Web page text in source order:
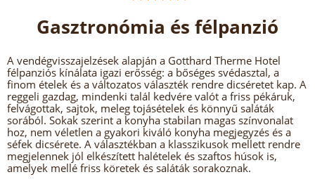
Gasztronómia és félpanzió
A vendégvisszajelzések alapján a Gotthard Therme Hotel
félpanziós kínálata igazi erősség: a bőséges svédasztal, a
finom ételek és a változatos választék rendre dicséretet kap. A
reggeli gazdag, mindenki talál kedvére valót a friss pékáruk,
felvágottak, sajtok, meleg tojásételek és könnyű saláták
sorából. Sokak szerint a konyha stabilan magas színvonalat
hoz, nem véletlen a gyakori kiváló konyha megjegyzés és a
séfek dicsérete. A választékban a klasszikusok mellett rendre
megjelennek jól elkészített halételek és szaftos húsok is,
amelyek mellé friss köretek és saláták sorakoznak.